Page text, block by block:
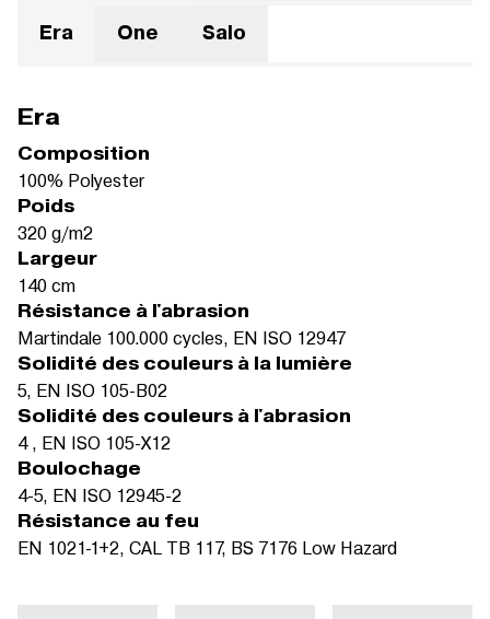
Era One Salo
Era
Composition
100% Polyester
Poids
320 g/m2
Largeur
140 cm
Résistance à l'abrasion
Martindale 100.000 cycles, EN ISO 12947
Solidité des couleurs à la lumière
5, EN ISO 105-B02
Solidité des couleurs à l'abrasion
4 , EN ISO 105-X12
Boulochage
4-5, EN ISO 12945-2
Résistance au feu
EN 1021-1+2, CAL TB 117, BS 7176 Low Hazard